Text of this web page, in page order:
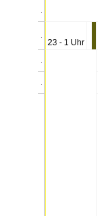
.
.
23 - 1 Uhr
.
.